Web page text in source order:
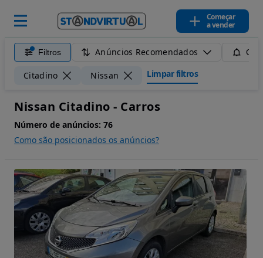
Começar
a vender
Filtros Anúncios Recomendados
Citadino Nissan Limpar filtros
Nissan Citadino - Carros
Número de anúncios: 76
Como são posicionados os anúncios?